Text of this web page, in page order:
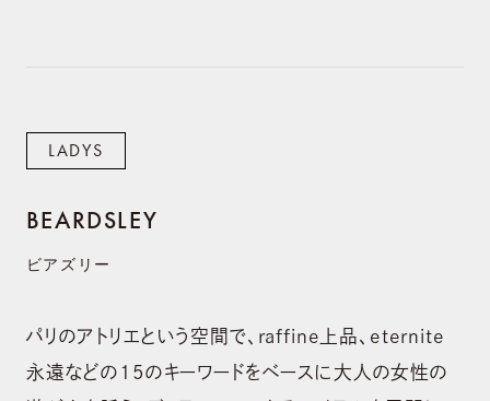
LADYS
BEARDSLEY
ビアズリー
パリのアトリエという空間で、raffine上品、eternite
永遠などの15のキーワードをベースに大人の女性の